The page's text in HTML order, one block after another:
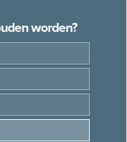
worden?